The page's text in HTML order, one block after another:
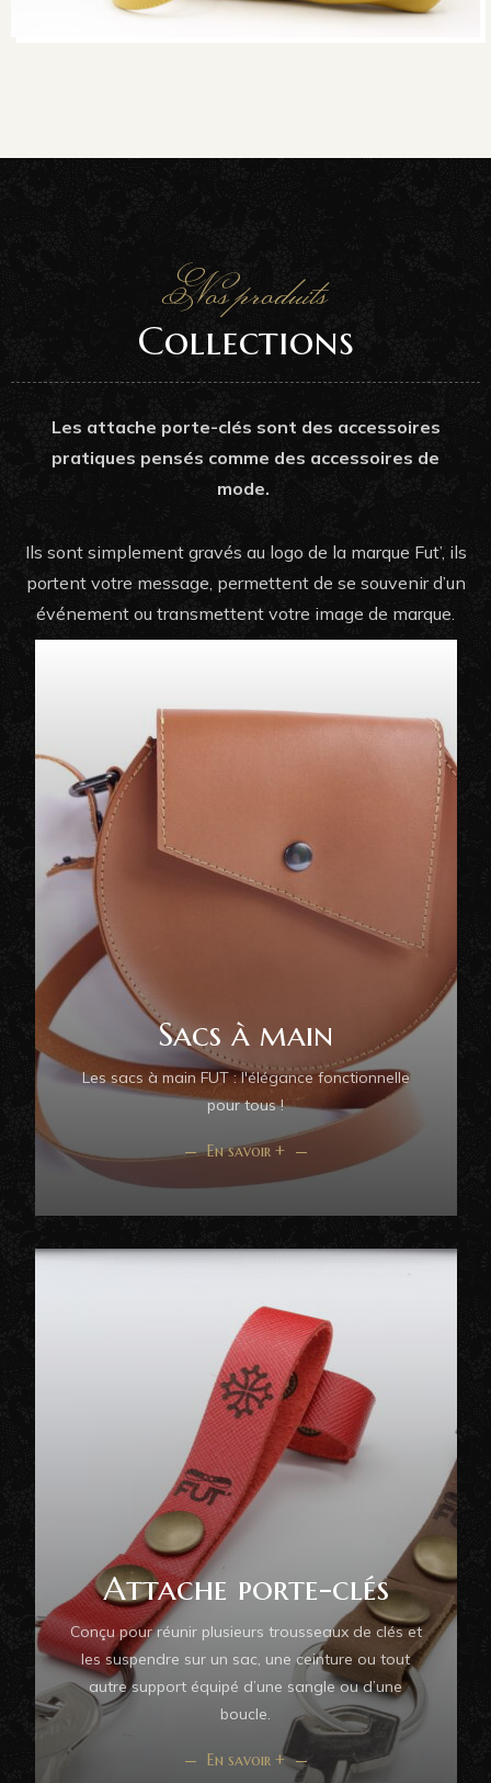
Nos produits
Collections
Les attache porte-clés sont des accessoires
pratiques pensés comme des accessoires de
mode.
Ils sont simplement gravés au logo de la marque Fut’, ils
portent votre message, permettent de se souvenir d’un
événement ou transmettent votre image de marque.
Sacs à main
Les sacs à main FUT : l'élégance fonctionnelle
pour tous !
En savoir +
Attache porte-clés
Conçu pour réunir plusieurs trousseaux de clés et
les suspendre sur un sac, une ceinture ou tout
autre support équipé d’une sangle ou d’une
boucle.
En savoir +